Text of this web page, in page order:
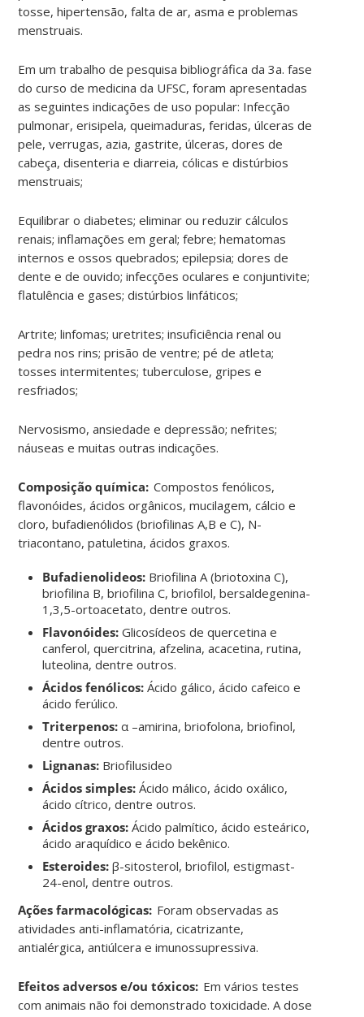
tosse, hipertensão, falta de ar, asma e problemas
menstruais.
Em um trabalho de pesquisa bibliográfica da 3a. fase
do curso de medicina da UFSC, foram apresentadas
as seguintes indicações de uso popular: Infecção
pulmonar, erisipela, queimaduras, feridas, úlceras de
pele, verrugas, azia, gastrite, úlceras, dores de
cabeça, disenteria e diarreia, cólicas e distúrbios
menstruais;
Equilibrar o diabetes; eliminar ou reduzir cálculos
renais; inflamações em geral; febre; hematomas
internos e ossos quebrados; epilepsia; dores de
dente e de ouvido; infecções oculares e conjuntivite;
flatulência e gases; distúrbios linfáticos;
Artrite; linfomas; uretrites; insuficiência renal ou
pedra nos rins; prisão de ventre; pé de atleta;
tosses intermitentes; tuberculose, gripes e
resfriados;
Nervosismo, ansiedade e depressão; nefrites;
náuseas e muitas outras indicações.
Composição química: Compostos fenólicos,
flavonóides, ácidos orgânicos, mucilagem, cálcio e
cloro, bufadienólidos (briofilinas A,B e C), N-
triacontano, patuletina, ácidos graxos.
Bufadienolideos: Briofilina A (briotoxina C),
briofilina B, briofilina C, briofilol, bersaldegenina-
1,3,5-ortoacetato, dentre outros.
Flavonóides: Glicosídeos de quercetina e
canferol, quercitrina, afzelina, acacetina, rutina,
luteolina, dentre outros.
Ácidos fenólicos: Ácido gálico, ácido cafeico e
ácido ferúlico.
Triterpenos: α –amirina, briofolona, briofinol,
dentre outros.
Lignanas: Briofilusideo
Ácidos simples: Ácido málico, ácido oxálico,
ácido cítrico, dentre outros.
Ácidos graxos: Ácido palmítico, ácido esteárico,
ácido araquídico e ácido bekênico.
Esteroides: β-sitosterol, briofilol, estigmast-
24-enol, dentre outros.
Ações farmacológicas: Foram observadas as
atividades anti-inflamatória, cicatrizante,
antialérgica, antiúlcera e imunossupressiva.
Efeitos adversos e/ou tóxicos: Em vários testes
com animais não foi demonstrado toxicidade. A dose